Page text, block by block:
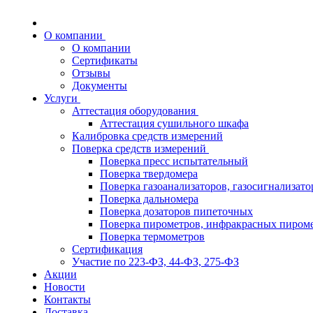
О компании
О компании
Сертификаты
Отзывы
Документы
Услуги
Аттестация оборудования
Аттестация сушильного шкафа
Калибровка средств измерений
Поверка средств измерений
Поверка пресс испытательный
Поверка твердомера
Поверка газоанализаторов,
Поверка дальномера
Поверка дозаторов пипеточных
Поверка пирометров, инфракрасных
Поверка термометров
Сертификация
Участие по 223-ФЗ, 44-ФЗ, 275-ФЗ
Акции
Новости
Контакты